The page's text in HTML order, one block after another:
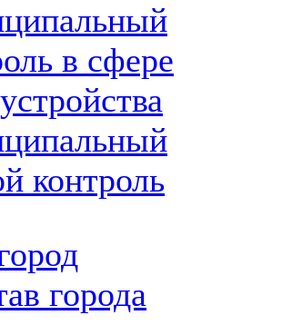
в сфере
контроль
города